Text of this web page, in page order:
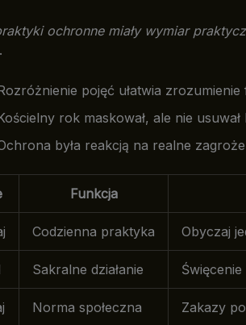
ochronne miały wymiar
pojęć ułatwia zrozumienie
rok maskował, ale nie
była reakcją na realne
Funkcja
Codzienna praktyka Obyczaj
Sakralne działanie
Norma społeczna Zakazy